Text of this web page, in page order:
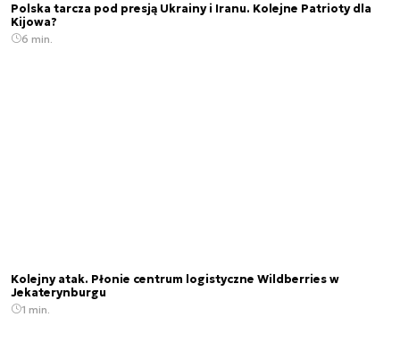
Polska tarcza pod presją Ukrainy i Iranu. Kolejne Patrioty dla
Kijowa?
6 min.
Kolejny atak. Płonie centrum logistyczne Wildberries w
Jekaterynburgu
1 min.